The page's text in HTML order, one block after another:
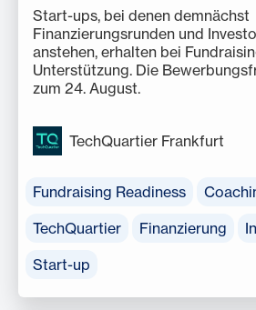
Start-ups, bei denen demnächst
Finanzierungsrunden und
anstehen, erhalten bei
Unterstützung. Die
zum 24. August.
TechQuartier Frankfurt
Fundraising Readiness
TechQuartier
Finanzierung
Start-up